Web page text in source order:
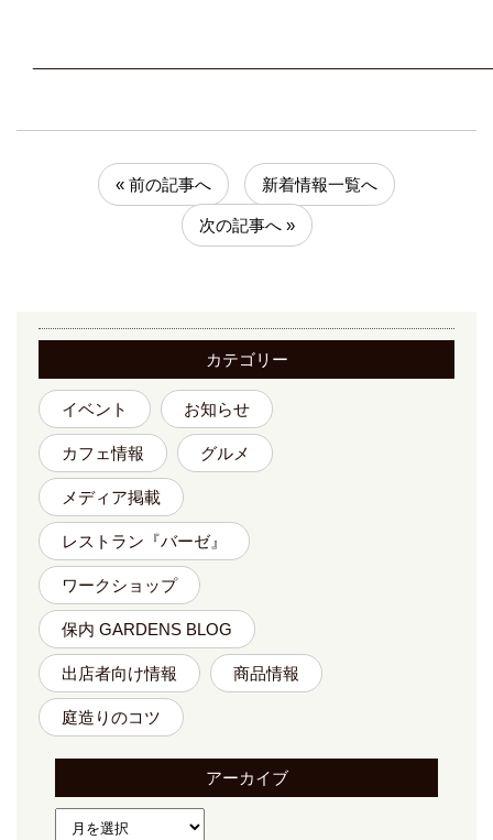
« 前の記事へ 新着情報一覧へ
次の記事へ »
カテゴリー
イベント お知らせ
カフェ情報 グルメ
メディア掲載
レストラン『バーゼ』
ワークショップ
保内 GARDENS BLOG
出店者向け情報 商品情報
庭造りのコツ
アーカイブ